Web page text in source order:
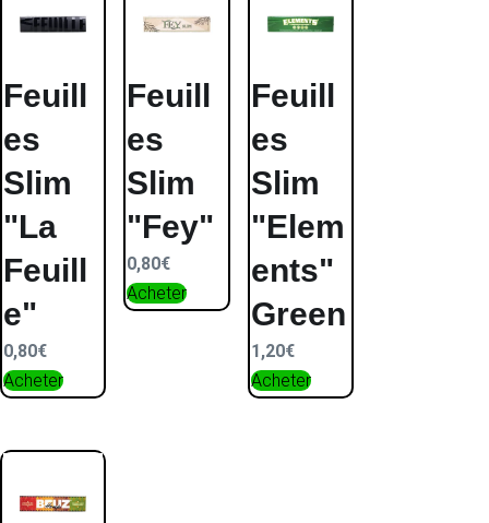
Feuill
es
Slim
"La
Feuill
e"
0,80€
Acheter
Feuill
es
Slim
"Fey"
0,80€
Acheter
Feuill
es
Slim
"Elem
ents"
Green
1,20€
Acheter